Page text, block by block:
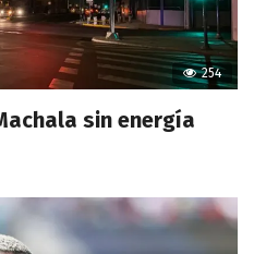
254
sin energía